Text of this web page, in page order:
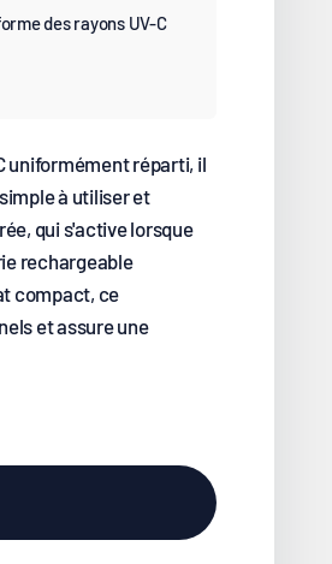
des rayons UV-C
uniformément réparti, il
à utiliser et
qui s'active lorsque
rechargeable
compact, ce
et assure une